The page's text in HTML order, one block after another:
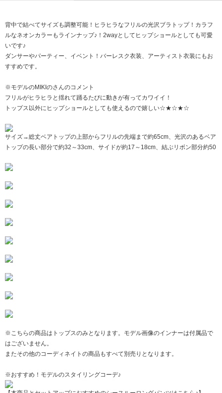
背中で結べてサイズも調整可能！ヒラヒラなフリルの光沢ブラトップ！カラフ
ルなネオンカラーもラインナップ♪！2wayとしてヒップショールとしても可愛
いです♪
ダンサーやパーティー、イベント！バーレスク衣装、アーティスト衣装にもお
すすめです。
※モデルのMIKIのさんのコメント
フリルがヒラヒラと揺れて踊るたびに動きが有ってカワイイ！
トップス以外にヒップショールとしても使えるので嬉しい☆★☆★☆
サイズ→総丈ベアトップの上部からフリルの先端まで約65cm、光沢のあるベア
トップの長い部分で約32～33cm、サイドが約17～18cm、結ぶリボン部分約50
※こちらの商品はトップスのみとなります。モデル画像のインナーは付属品で
はございません。
またその他のコーディネイトの商品もすべて別売りとなります。
※おすすめ！モデルのスタイリングコーデ♪